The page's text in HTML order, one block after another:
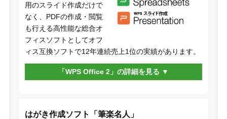
用のスライド作成だけで
なく、PDFの作成・閲覧
も行える高性能な総合オ
フィスソフトとしてオフ
ィス互換ソフトで12年連続売上1位の実績があります。
「WPS Office 2」の詳細を見る
はがき作成ソフト「筆楽名人」